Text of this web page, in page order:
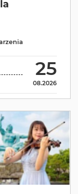
25
08.2026